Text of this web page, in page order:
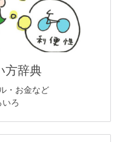
方辞典
・お金など
ろ